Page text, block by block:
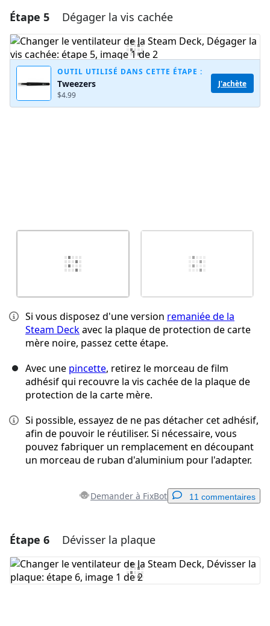
Ajouter un commentaire
Ajouter un commentaire
Étape 5 Dégager la vis cachée
OUTIL UTILISÉ DANS CETTE ÉTAPE :
Tweezers
$4.99
J'achète
Si vous disposez d'une version remaniée de la
Steam Deckavec la plaque de protection de carte
mère noire, passez cette étape.
Avec une pincette, retirez le morceau de film
adhésif qui recouvre la vis cachée de la plaque de
protection de la carte mère.
Si possible, essayez de ne pas détacher cet adhésif,
afin de pouvoir le réutiliser. Si nécessaire, vous
pouvez fabriquer un remplacement en découpant
un morceau de ruban d'aluminium pour l'adapter.
Demander à FixBot 11 commentaires
Ajouter un commentaire
Ajouter un commentaire
Étape 6 Dévisser la plaque